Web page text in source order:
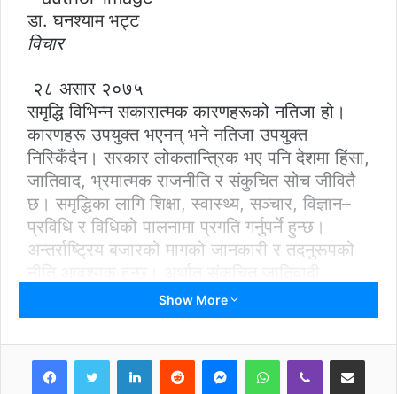
डा. घनश्याम भट्ट
विचार
२८ असार २०७५
समृद्धि विभिन्न सकारात्मक कारणहरूको नतिजा हो।
कारणहरू उपयुक्त भएनन् भने नतिजा उपयुक्त
निस्किँदैन। सरकार लोकतान्त्रिक भए पनि देशमा हिंसा,
जातिवाद, भ्रमात्मक राजनीति र संकुचित सोच जीवितै
छ। समृद्धिका लागि शिक्षा, स्वास्थ्य, सञ्चार, विज्ञान–
प्रविधि र विधिको पालनामा प्रगति गर्नुपर्ने हुन्छ।
अन्तर्राष्ट्रिय बजारको मागको जानकारी र तदनुरूपको
मानसिकताबाट विश्ववादी मानसिकतातिर लाग्नुपर्ने हुन्छ।
समृद्धिका लागि चाहिने यथेष्ट कारणहरू तयार भइसके ?
ग्रिक शब्द क्रोनियोस (दीर्घकालीन) बाट बनेको शब्द
क्रोनिको अर्थ आसेपासे हुन्छ, तर एउटा राजनीतिक
खेमाले यसलाई दलाल भन्ने गर्छन्। जोखिमका आधारमा
Show More
LinkedInReddit MessengerWhatsAppViber Share via Email